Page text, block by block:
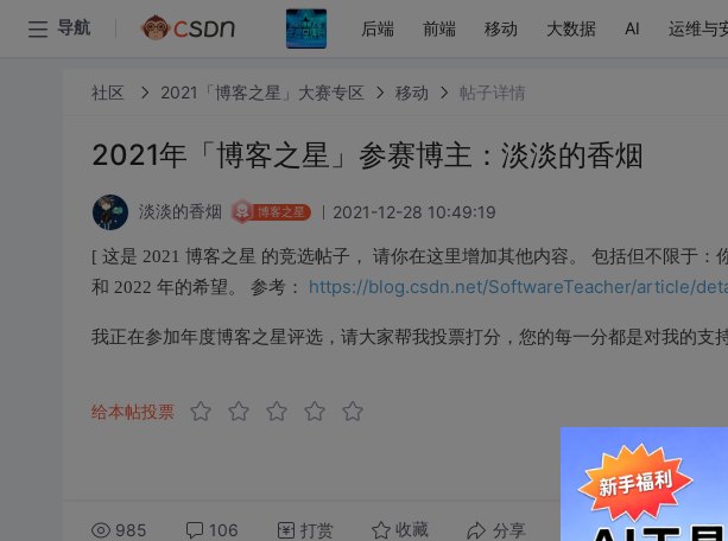
导航 后端 前端 移动 大数据 AI 运维与
社区 2021「博客之星」大赛专区 移动 帖子详情
2021年「博客之星」参赛博主：淡淡的香烟
淡淡的香烟 博客之星 2021-12-28 10:49:19
[ 这是 2021 博客之星 的竞选帖子， 请你在这里增加其他内容。 包括但不限于：
和 2022 年的希望。 参考：
https://blog.csdn.net/SoftwareTeacher/article/
我正在参加年度博客之星评选，请大家帮我投票打分，您的每一分都是对我的支
给本帖投票
985 106 打赏 收藏 分享 转发到动态